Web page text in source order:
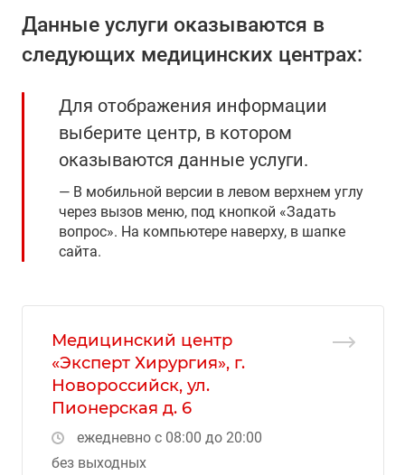
Данные услуги оказываются в
следующих медицинских центрах:
Для отображения информации
выберите центр, в котором
оказываются данные услуги.
В мобильной версии в левом верхнем углу
через вызов меню, под кнопкой «Задать
вопрос». На компьютере наверху, в шапке
сайта.
Медицинский центр
«Эксперт Хирургия», г.
Новороссийск, ул.
Пионерская д. 6
ежедневно с 08:00 до 20:00
без выходных